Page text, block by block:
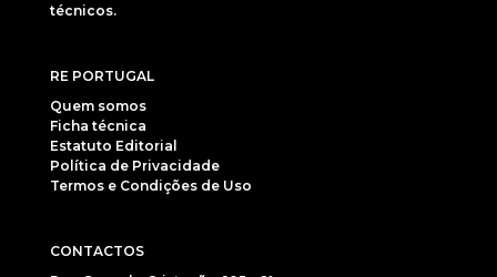
técnicos.
RE PORTUGAL
Quem somos
Ficha técnica
Estatuto Editorial
Política de Privacidade
Termos e Condições de Uso
CONTACTOS